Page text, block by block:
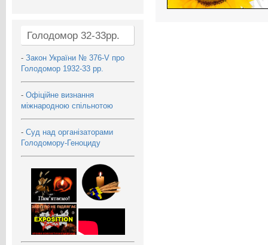
Голодомор 32-33рр.
- Закон України № 376-V про
Голодомор 1932-33 рр.
- Офіційне визнання
міжнародною спільнотою
- Суд над організаторами
Голодомору-Геноциду